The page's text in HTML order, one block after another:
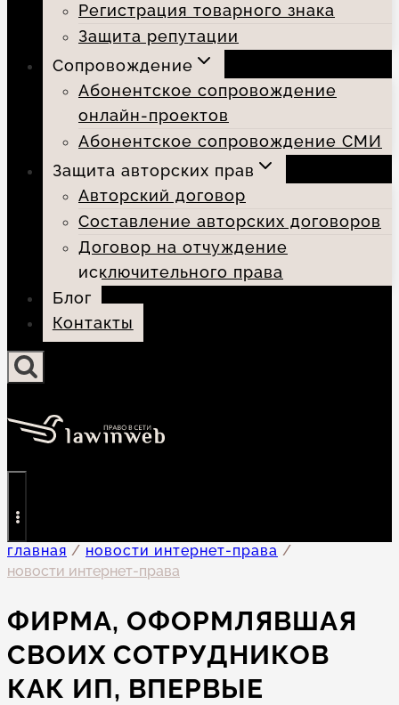
Регистрация товарного знака
Защита репутации
Сопровождение
Абонентское сопровождение
онлайн-проектов
Абонентское сопровождение СМИ
Защита авторских прав
Авторский договор
Составление авторских договоров
Договор на отчуждение
исключительного права
Блог
Контакты
главная / новости интернет-права /
новости интернет-права
ФИРМА, ОФОРМЛЯВШАЯ
СВОИХ СОТРУДНИКОВ
КАК ИП, ВПЕРВЫЕ